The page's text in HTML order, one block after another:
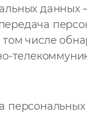
том числе